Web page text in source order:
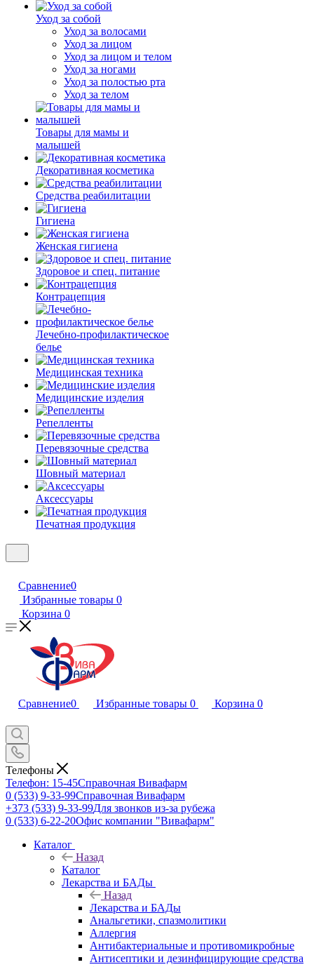
Уход за собой
Уход за волосами
Уход за лицом
Уход за лицом и телом
Уход за ногами
Уход за полостью рта
Уход за телом
Товары для мамы и
малышей
Декоративная косметика
Средства реабилитации
Гигиена
Женская гигиена
Здоровое и спец. питание
Контрацепция
Лечебно-профилактическое
белье
Медицинская техника
Медицинские изделия
Репелленты
Перевязочные средства
Шовный материал
Аксессуары
Печатная продукция
Сравнение0
Избранные товары 0
Корзина 0
Сравнение0 Избранные товары 0 Корзина 0
Телефоны
Телефон: 15-45Справочная Вивафарм
0 (533) 9-33-99Справочная Вивафарм
+373 (533) 9-33-99Для звонков из-за рубежа
0 (533) 6-22-20Офис компании "Вивафарм"
Каталог
Назад
Каталог
Лекарства и БАДы
Назад
Лекарства и БАДы
Анальгетики, спазмолитики
Аллергия
Антибактериальные и противомикробные
Антисептики и дезинфицирующие средства